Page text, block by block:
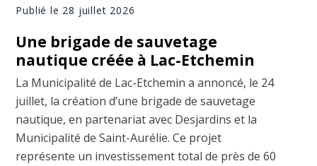
Publié le 28 juillet 2026
Une brigade de sauvetage
nautique créée à Lac-Etchemin
La Municipalité de Lac-Etchemin a annoncé, le 24
juillet, la création d’une brigade de sauvetage
nautique, en partenariat avec Desjardins et la
Municipalité de Saint-Aurélie. Ce projet
représente un investissement total de près de 60